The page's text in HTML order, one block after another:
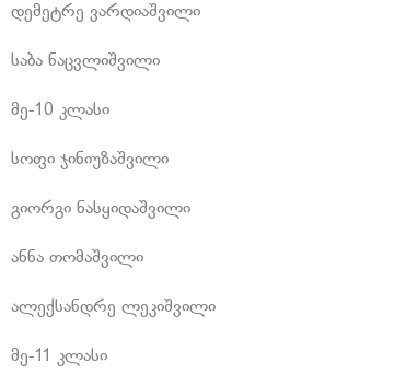
დემეტრე ვარდიაშვილი
საბა ნაცვლიშვილი
მე-10 კლასი
სოფი ჯინიუზაშვილი
გიორგი ნასყიდაშვილი
ანნა თომაშვილი
ალექსანდრე ლეკიშვილი
მე-11 კლასი